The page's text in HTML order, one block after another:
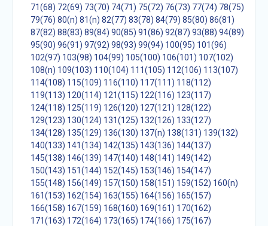
71(68) 72(69) 73(70) 74(71) 75(72) 76(73) 77(74) 78(75)
79(76) 80(n) 81(n) 82(77) 83(78) 84(79) 85(80) 86(81)
87(82) 88(83) 89(84) 90(85) 91(86) 92(87) 93(88) 94(89)
95(90) 96(91) 97(92) 98(93) 99(94) 100(95) 101(96)
102(97) 103(98) 104(99) 105(100) 106(101) 107(102)
108(n) 109(103) 110(104) 111(105) 112(106) 113(107)
114(108) 115(109) 116(110) 117(111) 118(112)
119(113) 120(114) 121(115) 122(116) 123(117)
124(118) 125(119) 126(120) 127(121) 128(122)
129(123) 130(124) 131(125) 132(126) 133(127)
134(128) 135(129) 136(130) 137(n) 138(131) 139(132)
140(133) 141(134) 142(135) 143(136) 144(137)
145(138) 146(139) 147(140) 148(141) 149(142)
150(143) 151(144) 152(145) 153(146) 154(147)
155(148) 156(149) 157(150) 158(151) 159(152) 160(n)
161(153) 162(154) 163(155) 164(156) 165(157)
166(158) 167(159) 168(160) 169(161) 170(162)
171(163) 172(164) 173(165) 174(166) 175(167)